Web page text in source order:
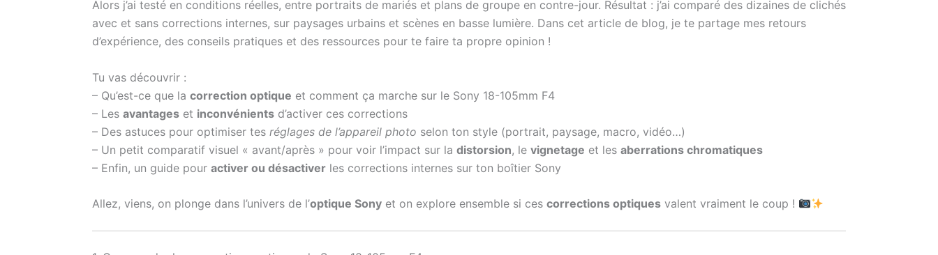
Alors j’ai testé en conditions réelles, entre portraits de mariés et plans de groupe en contre-jour. Résultat : j’ai comparé des dizaines de clichés
avec et sans corrections internes, sur paysages urbains et scènes en basse lumière. Dans cet article de blog, je te partage mes retours
d’expérience, des conseils pratiques et des ressources pour te faire ta propre opinion !
Tu vas découvrir :
– Qu’est-ce que la correction optique et comment ça marche sur le Sony 18-105mm F4
– Les avantages et inconvénients d’activer ces corrections
– Des astuces pour optimiser tes réglages de l’appareil photo selon ton style (portrait, paysage, macro, vidéo…)
– Un petit comparatif visuel « avant/après » pour voir l’impact sur la distorsion, le vignetage et les aberrations chromatiques
– Enfin, un guide pour activer ou désactiver les corrections internes sur ton boîtier Sony
Allez, viens, on plonge dans l’univers de l’optique Sony et on explore ensemble si ces corrections optiques valent vraiment le coup !